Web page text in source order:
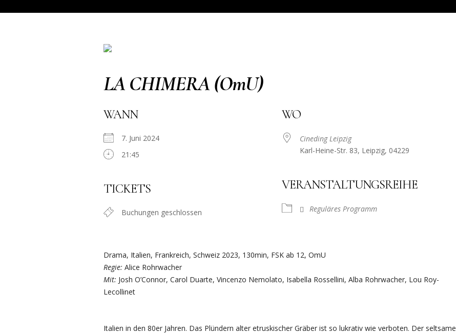
LA CHIMERA (OmU)
WANN
7. Juni 2024
21:45
TICKETS
Buchungen geschlossen
WO
Cineding Leipzig
Karl-Heine-Str. 83, Leipzig, 04229
VERANSTALTUNGSREIHE
Reguläres Programm
Drama, Italien, Frankreich, Schweiz 2023, 130min, FSK ab 12, OmU
Regie: Alice Rohrwacher
Mit: Josh O’Connor, Carol Duarte, Vincenzo Nemolato, Isabella Rossellini, Alba Rohrwacher, Lou Roy-
Lecollinet
Italien in den 80er Jahren. Das Plündern alter etruskischer Gräber ist so lukrativ wie verboten. Der seltsame